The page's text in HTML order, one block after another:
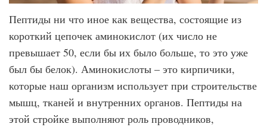
Пептиды ни что иное как вещества, состоящие из
короткий цепочек аминокислот (их число не
превышает 50, если бы их было больше, то это уже
был бы белок). Аминокислоты – это кирпичики,
которые наш организм использует при строительстве
мышц, тканей и внутренних органов. Пептиды на
этой стройке выполняют роль проводников,